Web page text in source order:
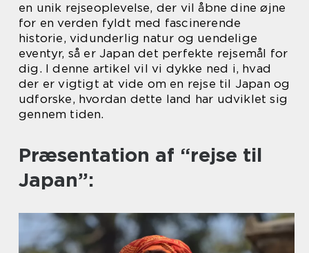
en unik rejseoplevelse, der vil åbne dine øjne
for en verden fyldt med fascinerende
historie, vidunderlig natur og uendelige
eventyr, så er Japan det perfekte rejsemål for
dig. I denne artikel vil vi dykke ned i, hvad
der er vigtigt at vide om en rejse til Japan og
udforske, hvordan dette land har udviklet sig
gennem tiden.
Præsentation af “rejse til
Japan”: